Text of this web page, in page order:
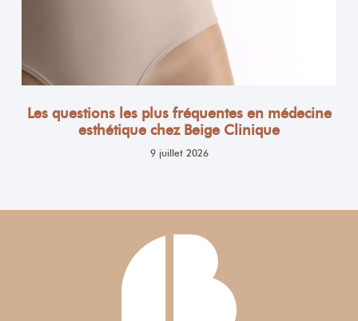
Les questions les plus fréquentes en médecine
esthétique chez Beige Clinique
9 juillet 2026